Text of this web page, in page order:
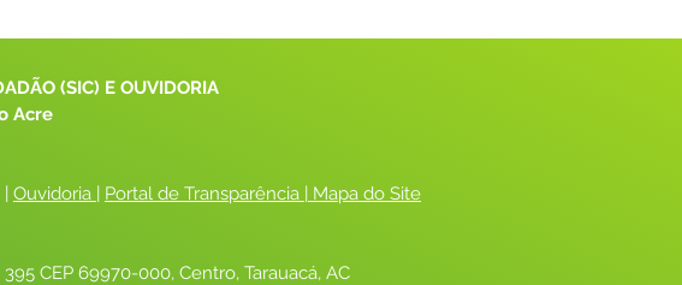
(SIC) E OUVIDORIA
Acre
| Ouvidoria | Portal de Transparência | Mapa do Site
CEP 69970-000, Centro, Tarauacá, AC